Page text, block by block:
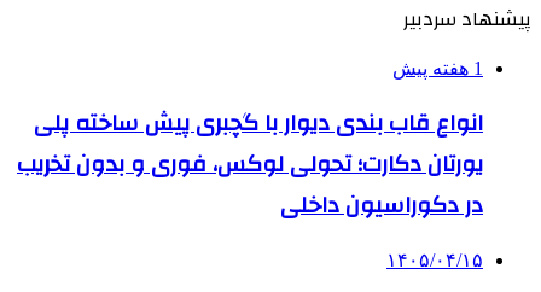
پیشنهاد سردبیر
1 هفته پیش
انواع قاب بندی دیوار با گچبری پیش ساخته پلی
یورتان دکارت؛ تحولی لوکس، فوری و بدون تخریب
در دکوراسیون داخلی
۱۴۰۵/۰۴/۱۵